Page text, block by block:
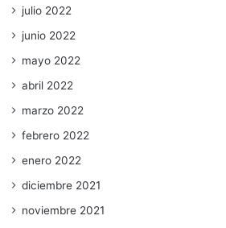
julio 2022
junio 2022
mayo 2022
abril 2022
marzo 2022
febrero 2022
enero 2022
diciembre 2021
noviembre 2021